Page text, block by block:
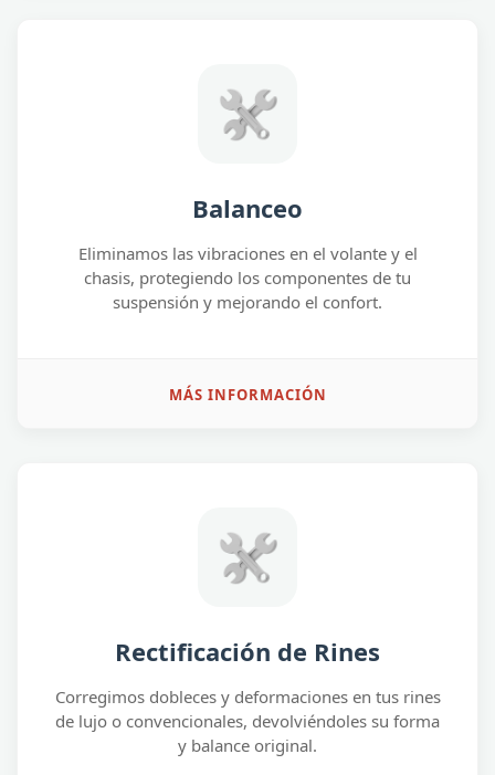
Balanceo
Eliminamos las vibraciones en el volante y el
chasis, protegiendo los componentes de tu
suspensión y mejorando el confort.
MÁS INFORMACIÓN
Rectificación de Rines
Corregimos dobleces y deformaciones en tus rines
de lujo o convencionales, devolviéndoles su forma
y balance original.